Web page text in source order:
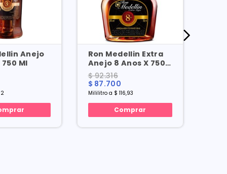
Anejo
X 750 Ml
Ron Medellin Extra
Anejo 8 Anos X 750
Ml
$ 92.316
$ 87.700
Mililitro a $ 116,93
Comprar